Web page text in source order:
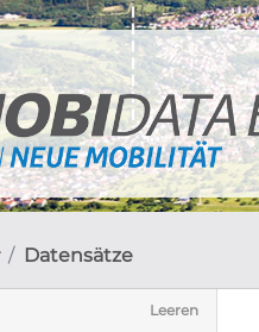
Datensätze
Leeren